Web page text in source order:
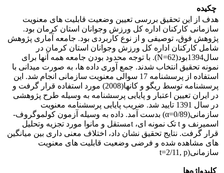
چکیده
هدف از این تحقیق بررسی تعیین وضعیت قابلیت های معنویت
سازمانی کارکنان اداره کل ورزش وجوانان استان کرمان بود.
پژوهش فوق، توصیفی و از نوع کاربردی بود. جامعه آماری پژوهش
شامل کارکنان اداره کل ورزش وجوانان استان کرمان در
سال1394بود(62=N). با توجه محدود بودن جامعه همه آنها برای
نمونه تحقیق انتخاب شدند. جمع آوری داده ها، به صورت میدانی با
استفاده از پرسشنامه 17 سوالی معنویت سازمانی انجام شد. این
پرسشنامه توسط ریگو و کانها(2008) مورد استفاده قرار گرفت و
در ایران تعیین اعتبار و پایایی پرسشنامه به وسیله طرح پژوهشی
در سال 1391 تایید شد. ضریب پایایی پرسشنامه معنویت
سازمانی(0/89=α) بدست آمد. داده به وسیله آزمون کولموگروف-
اسمیرنف و t تک نمونه ای، tمستقل و مانوا مورد تجزیه وتحلیل
قرار گرفت. نتایج تحقیق نشان داد، اختلاف معنی داری بین میانگین
های مشاهده شده و فرضی وضعیت قابلیت های معنویت
سازمانی(t=2/11, p
کلیدواژه‌ها